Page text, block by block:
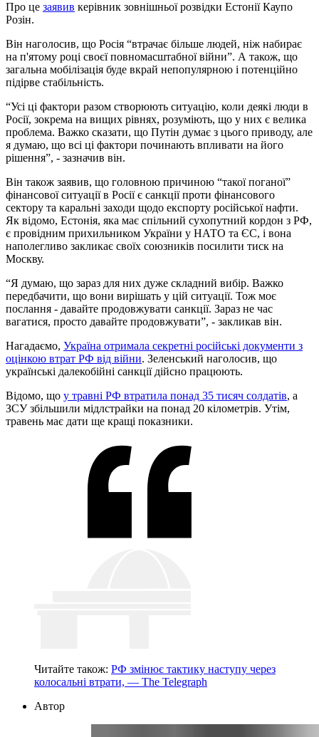
Про це заявив керівник зовнішньої розвідки Естонії Каупо
Розін.
Він наголосив, що Росія “втрачає більше людей, ніж набирає
на п'ятому році своєї повномасштабної війни”. А також, що
загальна мобілізація буде вкрай непопулярною і потенційно
підірве стабільність.
“Усі ці фактори разом створюють ситуацію, коли деякі люди в
Росії, зокрема на вищих рівнях, розуміють, що у них є велика
проблема. Важко сказати, що Путін думає з цього приводу, але
я думаю, що всі ці фактори починають впливати на його
рішення”, - зазначив він.
Він також заявив, що головною причиною “такої поганої”
фінансової ситуації в Росії є санкції проти фінансового
сектору та каральні заходи щодо експорту російської нафти.
Як відомо, Естонія, яка має спільний сухопутний кордон з РФ,
є провідним прихильником України у НАТО та ЄС, і вона
наполегливо закликає своїх союзників посилити тиск на
Москву.
“Я думаю, що зараз для них дуже складний вибір. Важко
передбачити, що вони вирішать у цій ситуації. Тож моє
послання - давайте продовжувати санкції. Зараз не час
вагатися, просто давайте продовжувати”, - закликав він.
Нагадаємо, Україна отримала секретні російські документи з
оцінкою втрат РФ від війни. Зеленський наголосив, що
українські далекобійні санкції дійсно працюють.
Відомо, що у травні РФ втратила понад 35 тисяч солдатів, а
ЗСУ збільшили мідлстрайки на понад 20 кілометрів. Утім,
травень має дати ще кращі показники.
Читайте також: РФ змінює тактику наступу через
колосальні втрати, — The Telegraph
Автор